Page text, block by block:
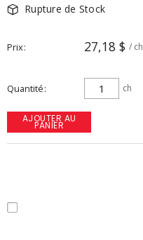
Rupture de Stock
Prix 27,18 $ / ch
Quantité ch
AJOUTER AU
PANIER